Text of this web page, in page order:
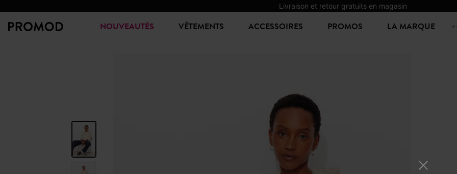
Livraison et retour gratuits en magasin
NOUVEAUTÉS VÊTEMENTS ACCESSOIRES PROMOS LA MARQUE